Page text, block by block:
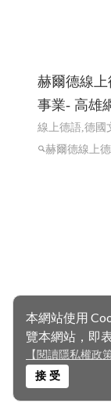
本網站使用
覽本網站，即
【閱讀隱私權政策
接 受
赫爾德線
事業- 高雄
線上德語,德國
赫爾德線上